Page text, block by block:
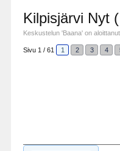
Kilpisjärvi Nyt
Keskustelun 'Baana' on
Sivu 1 / 61 1 2 3 4